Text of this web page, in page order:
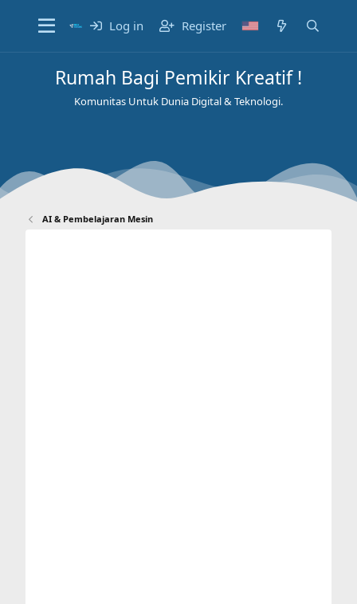
Log in Register
Rumah Bagi Pemikir Kreatif !
Komunitas Untuk Dunia Digital & Teknologi.
AI & Pembelajaran Mesin